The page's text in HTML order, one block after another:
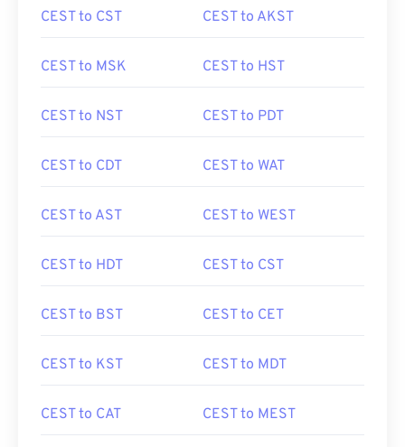
CEST to CST CEST to AKST
CEST to MSK CEST to HST
CEST to NST CEST to PDT
CEST to CDT CEST to WAT
CEST to AST CEST to WEST
CEST to HDT CEST to CST
CEST to BST CEST to CET
CEST to KST CEST to MDT
CEST to CAT CEST to MEST